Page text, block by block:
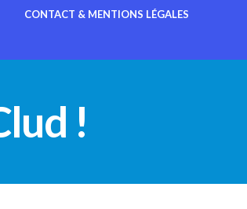
CONTACT & MENTIONS LÉGALES
!